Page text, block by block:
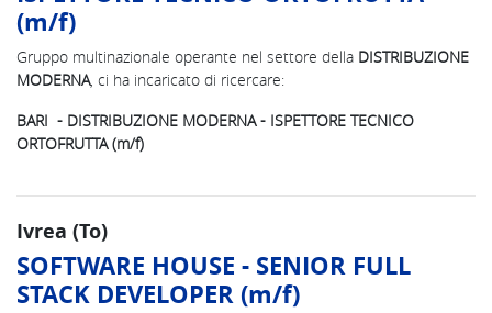
(m/f)
Gruppo multinazionale operante nel settore della DISTRIBUZIONE
MODERNA, ci ha incaricato di ricercare:
BARI - DISTRIBUZIONE MODERNA - ISPETTORE TECNICO
ORTOFRUTTA (m/f)
Ivrea (To)
SOFTWARE HOUSE - SENIOR FULL
STACK DEVELOPER (m/f)